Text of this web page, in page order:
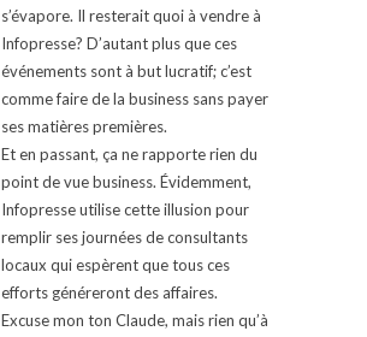
s’évapore. Il resterait quoi à vendre à
Infopresse? D’autant plus que ces
événements sont à but lucratif; c’est
comme faire de la business sans payer
ses matières premières.
Et en passant, ça ne rapporte rien du
point de vue business. Évidemment,
Infopresse utilise cette illusion pour
remplir ses journées de consultants
locaux qui espèrent que tous ces
efforts généreront des affaires.
Excuse mon ton Claude, mais rien qu’à